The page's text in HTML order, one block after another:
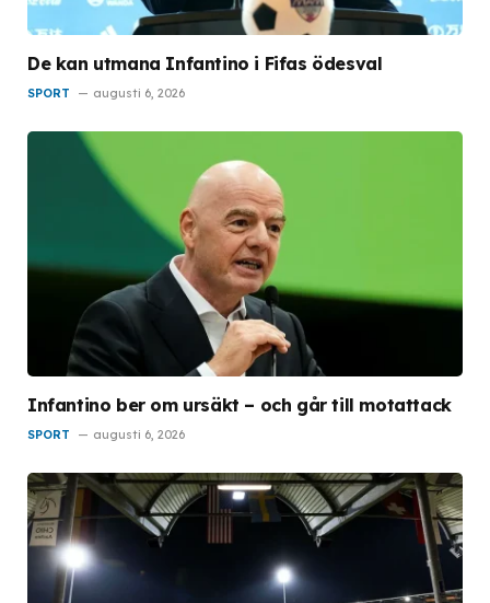
De kan utmana Infantino i Fifas ödesval
SPORT augusti 6, 2026
Infantino ber om ursäkt – och går till motattack
SPORT augusti 6, 2026